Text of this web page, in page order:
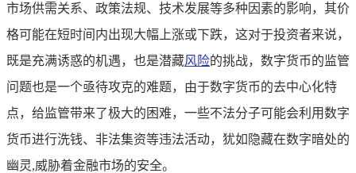
市场供需关系、政策法规、技术发展等多种因素的影响，其价
格可能在短时间内出现大幅上涨或下跌，这对于投资者来说，
既是充满诱惑的机遇，也是潜藏风险的挑战，数字货币的监管
问题也是一个亟待攻克的难题，由于数字货币的去中心化特
点，给监管带来了极大的困难，一些不法分子可能会利用数字
货币进行洗钱、非法集资等违法活动，犹如隐藏在数字暗处的
幽灵,威胁着金融市场的安全。